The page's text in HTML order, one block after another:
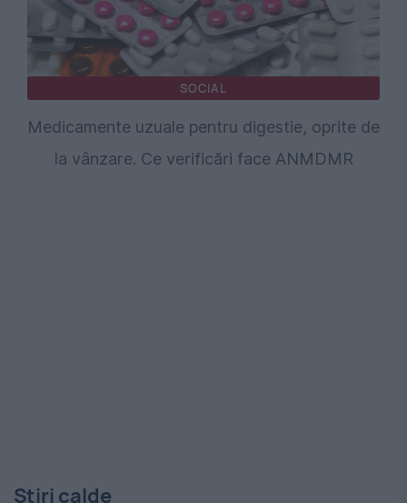
SOCIAL
Medicamente uzuale pentru digestie, oprite de
la vânzare. Ce verificări face ANMDMR
Stiri calde